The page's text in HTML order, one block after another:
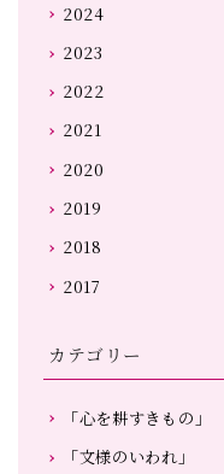
2024
2023
2022
2021
2020
2019
2018
2017
カテゴリー
「心を耕すきもの」
「文様のいわれ」